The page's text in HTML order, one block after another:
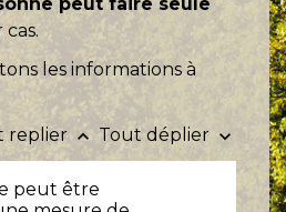
cas.
les informations à
replier keyboard_arrow_up Tout déplier keyboard_arrow_down
peut être